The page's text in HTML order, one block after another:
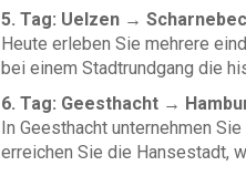
5. Tag: Uelzen →
Heute erleben Sie mehrere
bei einem Stadtrundgang die
6. Tag: Geesthacht →
In Geesthacht unternehmen
erreichen Sie die Hansestadt,